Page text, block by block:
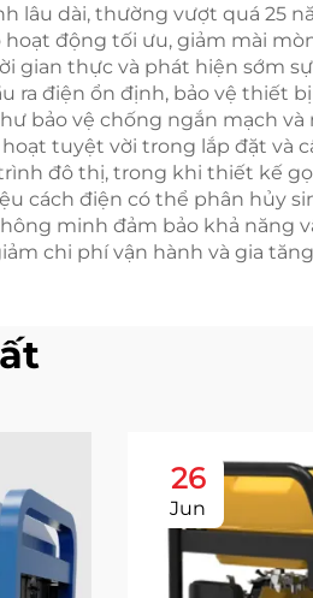
lâu dài, thường vượt quá 25
động tối ưu, giảm mài
gian thực và phát hiện sớm
ra điện ổn định, bảo vệ thiết
bảo vệ chống ngắn mạch
tuyệt vời trong lắp đặt và
đô thị, trong khi thiết kế
cách điện có thể phân hủy
minh đảm bảo khả năng
chi phí vận hành và gia
26
Jun